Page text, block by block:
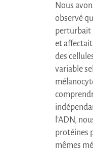
Nous
observé
perturbait
et
des
variable
l’ADN,
protéines
mêmes